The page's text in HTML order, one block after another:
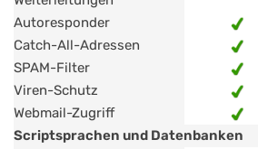
Autoresponder
Catch-All-Adressen
SPAM-Filter
Viren-Schutz
Webmail-Zugriff
Scriptsprachen und Datenbanken